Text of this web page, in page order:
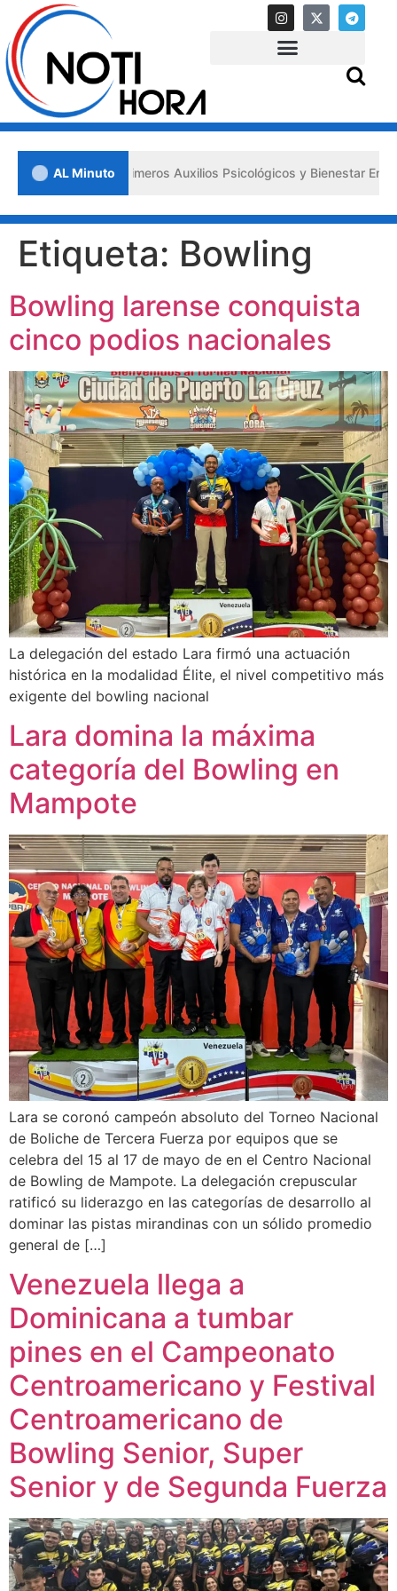
AL Minuto
los «Primeros Auxilios Psicológicos y Bienestar
Etiqueta: Bowling
Bowling larense conquista
cinco podios nacionales
La delegación del estado Lara firmó una actuación
histórica en la modalidad Élite, el nivel competitivo más
exigente del bowling nacional
Lara domina la máxima
categoría del Bowling en
Mampote
Lara se coronó campeón absoluto del Torneo Nacional
de Boliche de Tercera Fuerza por equipos que se
celebra del 15 al 17 de mayo de en el Centro Nacional
de Bowling de Mampote. La delegación crepuscular
ratificó su liderazgo en las categorías de desarrollo al
dominar las pistas mirandinas con un sólido promedio
general de […]
Venezuela llega a
Dominicana a tumbar
pines en el Campeonato
Centroamericano y Festival
Centroamericano de
Bowling Senior, Super
Senior y de Segunda Fuerza